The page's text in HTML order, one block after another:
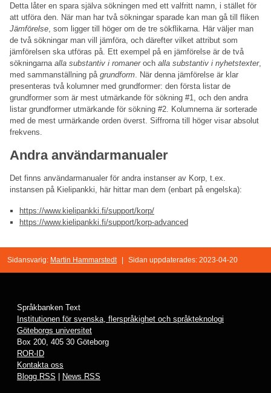
Detta låter en spara själva sökningen med ett valfritt namn, i stället för
att utföra den. När man har två sökningar sparade kan man gå till fliken
Jämförelse , som ligger till höger om de tre sökflikarna. Här väljer man
de två sökningar man vill jämföra, och därefter vilket attribut som
jämförelsen ska utföras på. Ett exempel på en jämförelse är de två
sökningarna alla substantiv i romaneroch alla substantiv i nyhetstexter,
med sammanställning på grundform . När denna jämförelse är klar
presenteras två kolumner med grundformer: den första listar de
grundformer som är mest utmärkande för sökning #1, och den andra
listar grundformer utmärkande för sökning #2. Kolumnerna är sorterade
med de mest urmärkande orden överst. Siffrorna till höger visar absolut
frekvens.
Andra användarmanualer
Det finns användarmanualer för andra instanser av Korp, t.ex.
instansen på Kielipankki, här hittar man dem (enbart på engelska):
https://www.kielipankki.fi/support/korp/
https://www.kielipankki.fi/support/korp-advanced
Sidansvarig: Martin Hammarstedt | Sidan uppdaterades: 2023-04-20
Språkbanken Text
Institutionen för svenska, flerspråkighet och språkteknologi
Göteborgs universitet
Box 200, 405 30 Göteborg
ROR-ID
Kontakta oss
Blogg RSS | News RSS